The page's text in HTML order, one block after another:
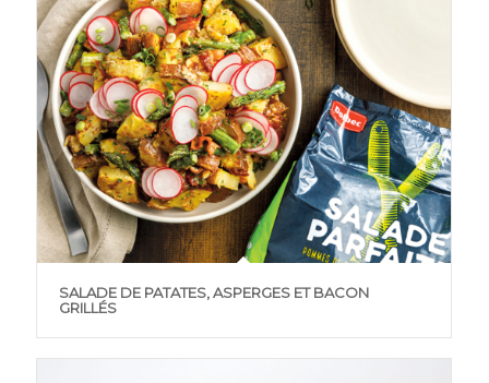
SALADE DE PATATES, ASPERGES ET BACON
GRILLÉS